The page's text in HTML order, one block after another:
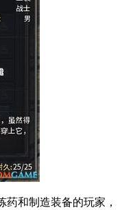
和制造装备的玩家，